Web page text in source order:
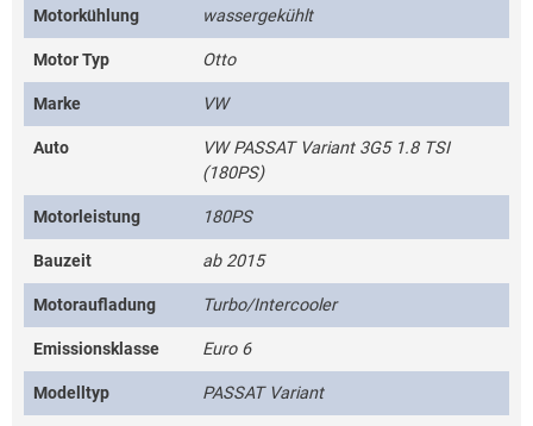
Motorkühlung wassergekühlt
Motor Typ Otto
Marke VW
Auto
VW PASSAT Variant 3G5 1.8 TSI
(180PS)
Motorleistung 180PS
Bauzeit ab 2015
Motoraufladung Turbo/Intercooler
Emissionsklasse Euro 6
Modelltyp PASSAT Variant